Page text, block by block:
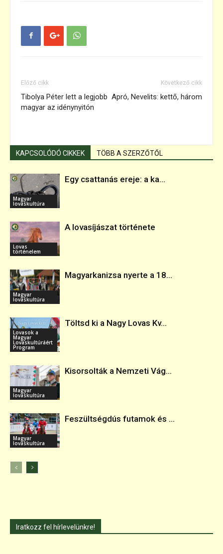
Előző cikk
Tibolya Péter lett a legjobb
magyar az idénynyitón
Következő cikk
Apró, Nevelits: kettő, három
KAPCSOLÓDÓ CIKKEK TÖBB A SZERZŐTŐL
Magyar
lovaskultúra
Egy csattanás ereje: a ka...
Lovas
történelem
A lovasíjászat története
Magyar
lovaskultúra
Magyarkanizsa nyerte a 18...
Lovasok a
Magyar
Lovaskultúráért
Program
Töltsd ki a Nagy Lovas Kv...
Magyar
lovaskultúra
Kisorsolták a Nemzeti Vág...
Magyar
lovaskultúra
Feszültségdús futamok és ...
Iratkozz fel hírlevelünkre!